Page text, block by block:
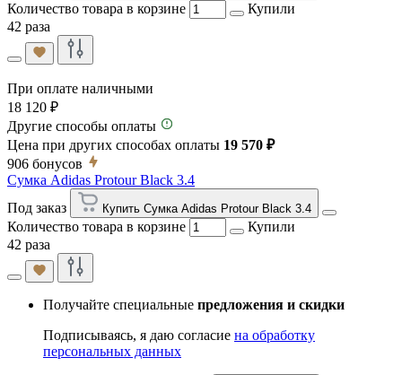
Количество товара в корзине
Купили
42 раза
При оплате наличными
18 120 ₽
Другие способы оплаты
Цена при других способах оплаты 19 570 ₽
906 бонусов
Сумка Adidas Protour Black 3.4
Под заказ
Купить Сумка Adidas Protour Black 3.4
Количество товара в корзине
Купили
42 раза
Получайте специальные предложения и скидки
Подписываясь, я даю согласие на обработку
персональных данных